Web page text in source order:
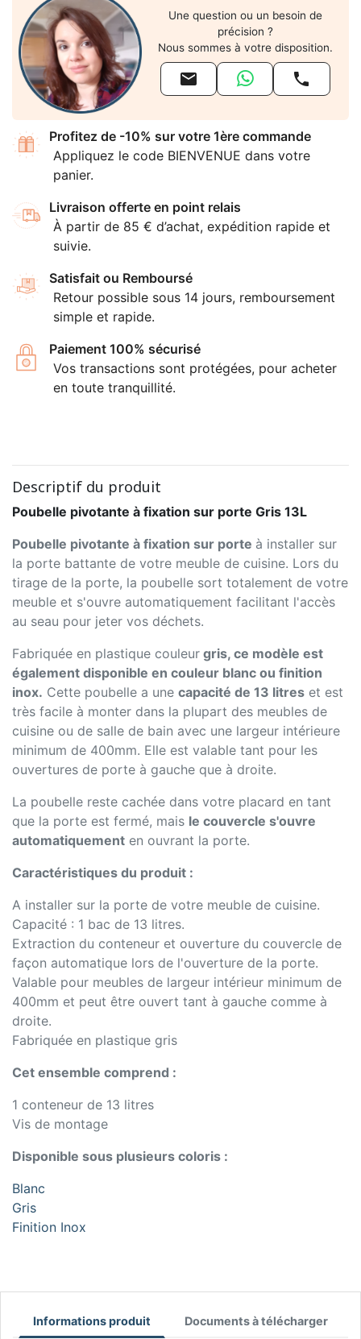
Une question ou un besoin de
précision ?
Nous sommes à votre disposition.
 
Profitez de -10% sur votre 1ère commande
Appliquez le code BIENVENUE dans votre
panier.
Livraison offerte en point relais
À partir de 85 € d’achat, expédition rapide et
suivie.
Satisfait ou Remboursé
Retour possible sous 14 jours, remboursement
simple et rapide.
Paiement 100% sécurisé
Vos transactions sont protégées, pour acheter
en toute tranquillité.
Descriptif du produit
Poubelle pivotante à fixation sur porte Gris 13L
Poubelle pivotante à fixation sur porte à installer sur
la porte battante de votre meuble de cuisine. Lors du
tirage de la porte, la poubelle sort totalement de votre
meuble et s'ouvre automatiquement facilitant l'accès
au seau pour jeter vos déchets.
Fabriquée en plastique couleur gris, ce modèle est
également disponible en couleur blanc ou finition
inox. Cette poubelle a une capacité de 13 litres et est
très facile à monter dans la plupart des meubles de
cuisine ou de salle de bain avec une largeur intérieure
minimum de 400mm. Elle est valable tant pour les
ouvertures de porte à gauche que à droite.
La poubelle reste cachée dans votre placard en tant
que la porte est fermé, mais le couvercle s'ouvre
automatiquement en ouvrant la porte.
Caractéristiques du produit :
A installer sur la porte de votre meuble de cuisine.
Capacité : 1 bac de 13 litres.
Extraction du conteneur et ouverture du couvercle de
façon automatique lors de l'ouverture de la porte.
Valable pour meubles de largeur intérieur minimum de
400mm et peut être ouvert tant à gauche comme à
droite.
Fabriquée en plastique gris
Cet ensemble comprend :
1 conteneur de 13 litres
Vis de montage
Disponible sous plusieurs coloris :
Blanc
Gris
Finition Inox
Informations produit Documents à télécharger